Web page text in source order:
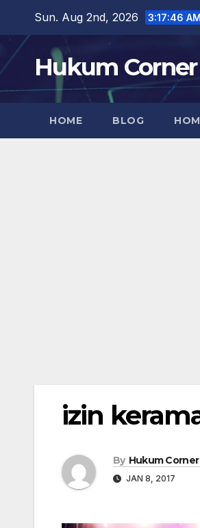
content
Sun. Aug 2nd, 2026 3:17:47 AM
Hukum Corner
HOME BLOG
izin
By Hukum Corner
JAN 8, 2017